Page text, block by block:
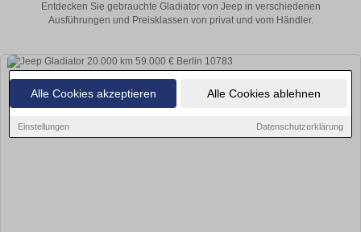
Alle Cookies akzeptieren Alle Cookies ablehnen
Einstellungen Datenschutzerklärung
Entdecken Sie gebrauchte Gladiator von Jeep in verschiedenen
Ausführungen und Preisklassen von privat und vom Händler.